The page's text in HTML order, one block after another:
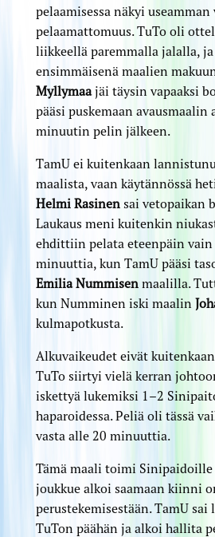
pelaamisessa näkyi
pelaamattomuus. TuTo oli
liikkeellä paremmalla jalalla, ja
ensimmäisenä maalien
Myllymaajäi täysin vapaaksi
pääsi puskemaan avausmaalin
minuutin pelin jälkeen.
TamU ei kuitenkaan
maalista, vaan käytännössä
Helmi Rasinensai vetopaikan
Laukaus meni kuitenkin
ehdittiin pelata eteenpäin vain
minuuttia, kun TamU pääsi
Emilia Nummisenmaalilla.
kun Numminen iski maalin
kulmapotkusta.
Alkuvaikeudet eivät kuitenkaan
TuTo siirtyi vielä kerran
iskettyä lukemiksi 1–2
haparoidessa. Peliä oli tässä
vasta alle 20 minuuttia.
Tämä maali toimi Sinipaidoille
joukkue alkoi saamaan kiinni
perustekemisestään. TamU sai
TuTon päähän ja alkoi hallita